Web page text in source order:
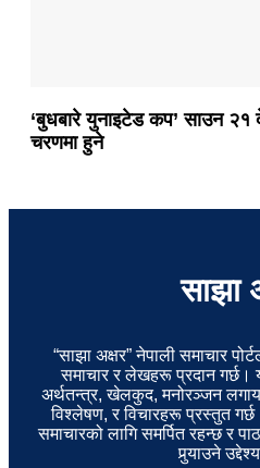
‘बुधबारे युनाइटेड कप’ साउन
चरणमा हुने
साझा
“साझा अक्षर” नेपाली समाचार
समाचार र लेखहरू प्रदान गर्छ।
अर्थतन्त्र, खेलकुद, मनोरञ्जन
विश्लेषण, र विचारहरू प्रस्तुत
समाचारको लागि समर्पित रहन्छ र
पुर्‍याउने